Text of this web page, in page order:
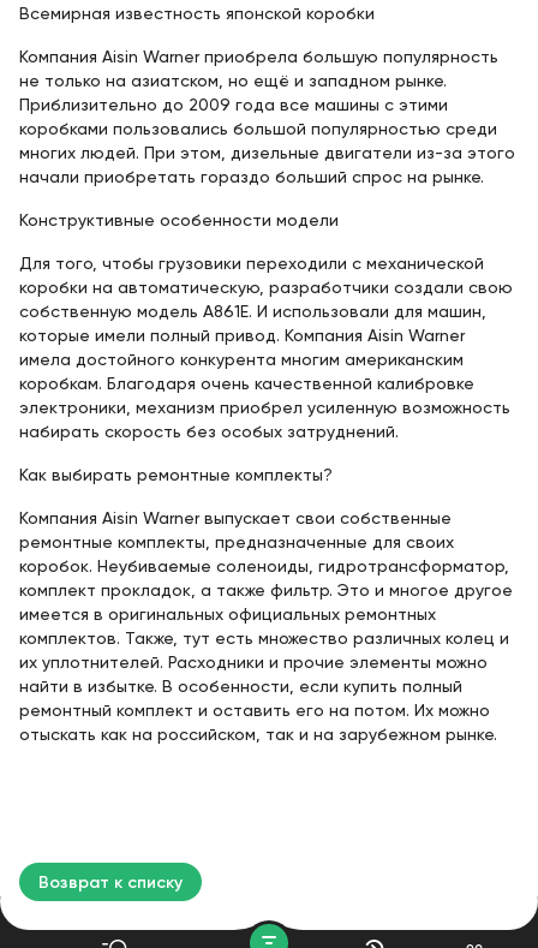
Всемирная известность японской коробки
Компания Aisin Warner приобрела большую популярность
не только на азиатском, но ещё и западном рынке.
Приблизительно до 2009 года все машины с этими
коробками пользовались большой популярностью среди
многих людей. При этом, дизельные двигатели из-за этого
начали приобретать гораздо больший спрос на рынке.
Конструктивные особенности модели
Для того, чтобы грузовики переходили с механической
коробки на автоматическую, разработчики создали свою
собственную модель A861E. И использовали для машин,
которые имели полный привод. Компания Aisin Warner
имела достойного конкурента многим американским
коробкам. Благодаря очень качественной калибровке
электроники, механизм приобрел усиленную возможность
набирать скорость без особых затруднений.
Как выбирать ремонтные комплекты?
Компания Aisin Warner выпускает свои собственные
ремонтные комплекты, предназначенные для своих
коробок. Неубиваемые соленоиды, гидротрансформатор,
комплект прокладок, а также фильтр. Это и многое другое
имеется в оригинальных официальных ремонтных
комплектов. Также, тут есть множество различных колец и
их уплотнителей. Расходники и прочие элементы можно
найти в избытке. В особенности, если купить полный
ремонтный комплект и оставить его на потом. Их можно
отыскать как на российском, так и на зарубежном рынке.
Возврат к списку